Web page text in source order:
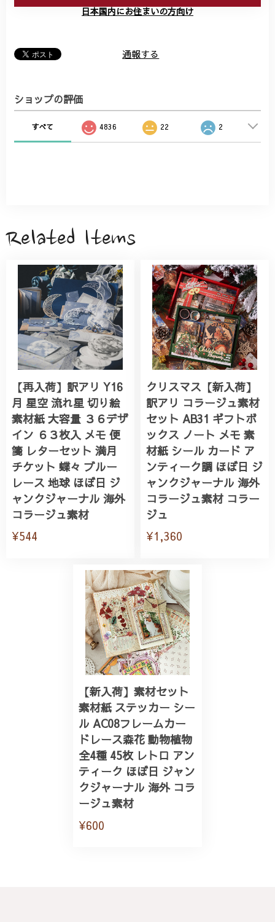
日本国内にお住まいの方向け
通報する
ショップの評価
すべて 4836 22 2
Related Items
【再入荷】訳アリ Y16
月 星空 流れ星 切り絵
素材紙 大容量 ３６デザ
イン ６３枚入 メモ 便
箋 レターセット 満月
チケット 蝶々 ブルー
レース 地球 ほぼ日 ジ
ャンクジャーナル 海外
コラージュ素材
¥544
クリスマス【新入荷】
訳アリ コラージュ素材
セット AB31 ギフトボ
ックス ノート メモ 素
材紙 シール カード ア
ンティーク調 ほぼ日 ジ
ャンクジャーナル 海外
コラージュ素材 コラー
ジュ
¥1,360
【新入荷】素材セット
素材紙 ステッカー シー
ル AC08フレームカー
ドレース森花 動物植物
全4種 45枚 レトロ アン
ティーク ほぼ日 ジャン
クジャーナル 海外 コラ
ージュ素材
¥600